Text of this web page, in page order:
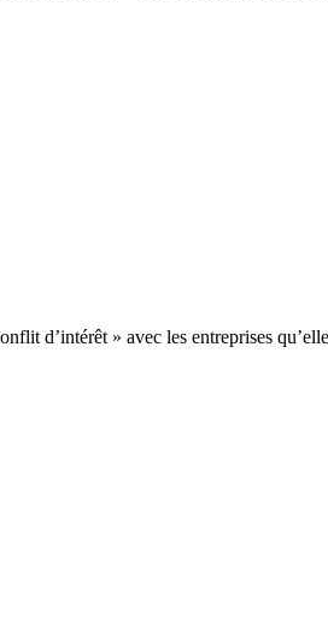
d’intérêt » avec les entreprises